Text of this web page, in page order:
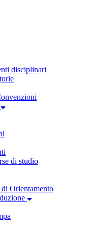
disciplinari
di studio
Orientamento